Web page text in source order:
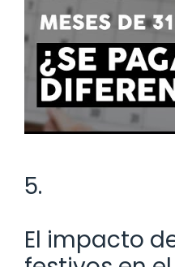
5.
El impacto